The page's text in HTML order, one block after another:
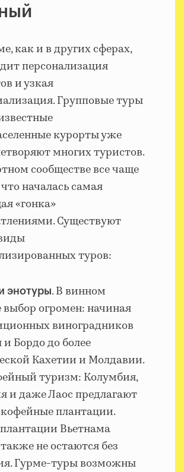
как и в других сферах,
персонализация
и узкая
Групповые туры
курорты уже
многих туристов.
сообществе все чаще
началась самая
«гонка»
Существуют
туров:
энотуры. В винном
огромен: начиная
виноградников
Бордо до более
Кахетии и Молдавии.
туризм: Колумбия,
и даже Лаос предлагают
плантации.
Вьетнама
не остаются без
Гурме-туры возможны